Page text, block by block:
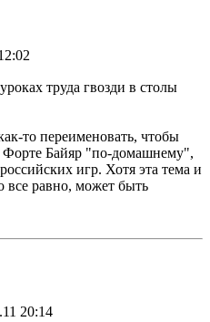
труда гвозди в столы
то переименовать, чтобы
Форте Байяр "по-домашнему",
игр. Хотя эта тема и
все равно, может быть
20:14